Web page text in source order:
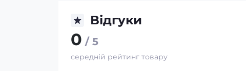
Відгуки
0 / 5
середній рейтинг товару